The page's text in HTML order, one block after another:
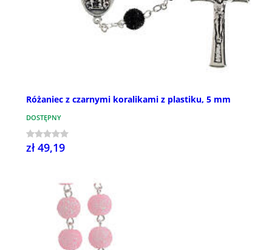
Różaniec z czarnymi koralikami z plastiku, 5 mm
DOSTĘPNY
zł 49,19